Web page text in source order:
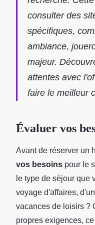
consulter des
spécifiques,
ambiance,
majeur.
attentes avec
faire le meilleur
Évaluer vos
Avant de réserver un
vos besoins pour le
le type de séjour que
voyage d'affaires,
vacances de loisirs ?
propres exigences,